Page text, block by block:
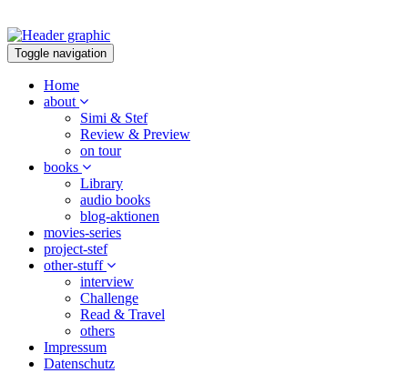
Toggle navigation
Home
about
Simi & Stef
Review & Preview
on tour
books
Library
audio books
blog-aktionen
movies-series
project-stef
other-stuff
interview
Challenge
Read & Travel
others
Impressum
Datenschutz